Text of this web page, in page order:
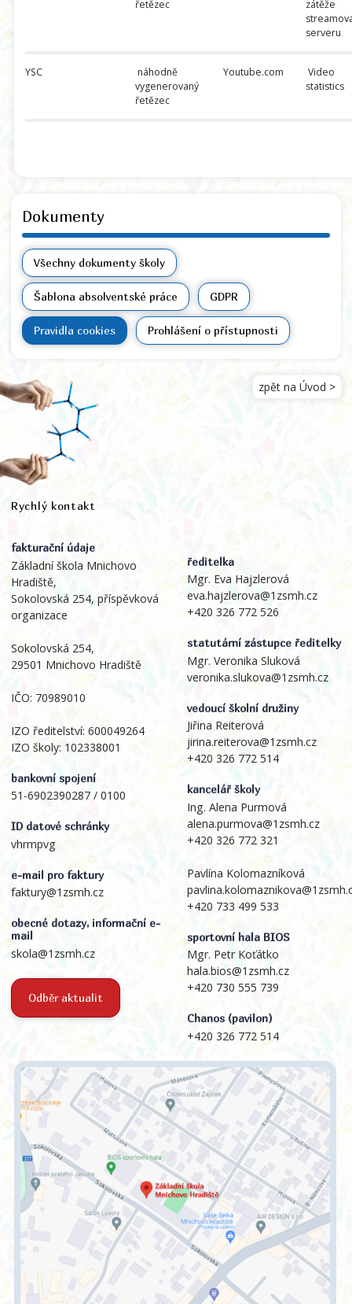
Dokumenty
Všechny dokumenty školy
Šablona absolventské práce GDPR
Pravidla cookies Prohlášení o přístupnosti
zpět na Úvod >
řetězec
zátěže
serveru
YSC
náhodně
vygenerovaný
řetězec
Youtube.com
Video
statistics
Rychlý kontakt
fakturační údaje
Základní škola Mnichovo
Hradiště,
Sokolovská 254, příspěvková
organizace
Sokolovská 254,
29501 Mnichovo Hradiště
IČO: 70989010
IZO ředitelství: 600049264
IZO školy: 102338001
bankovní spojení
51-6902390287 / 0100
ID datové schránky
vhrmpvg
e-mail pro faktury
faktury@1zsmh.cz
obecné dotazy, informační e-
mail
skola@1zsmh.cz
Odběr aktualit
ředitelka
Mgr. Eva Hajzlerová
eva.hajzlerova@1zsmh.cz
+420 326 772 526
statutární zástupce ředitelky
Mgr. Veronika Sluková
veronika.slukova@1zsmh.cz
vedoucí školní družiny
Jiřina Reiterová
jirina.reiterova@1zsmh.cz
+420 326 772 514
kancelář školy
Ing. Alena Purmová
alena.purmova@1zsmh.cz
+420 326 772 321
Pavlína Kolomazníková
+420 733 499 533
sportovní hala BIOS
Mgr. Petr Koťátko
hala.bios@1zsmh.cz
+420 730 555 739
Chanos (pavilon)
+420 326 772 514